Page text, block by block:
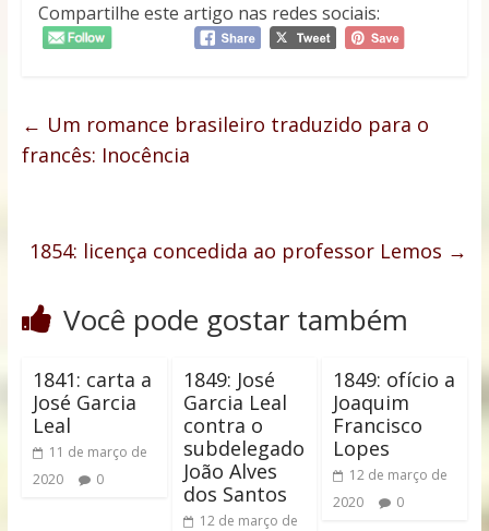
Compartilhe este artigo nas redes sociais:
← Um romance brasileiro traduzido para o
francês: Inocência
1854: licença concedida ao professor Lemos →
Você pode gostar também
1841: carta a
José Garcia
Leal
11 de março de
2020
0
1849: José
Garcia Leal
contra o
subdelegado
João Alves
dos Santos
12 de março de
1849: ofício a
Joaquim
Francisco
Lopes
12 de março de
2020
0